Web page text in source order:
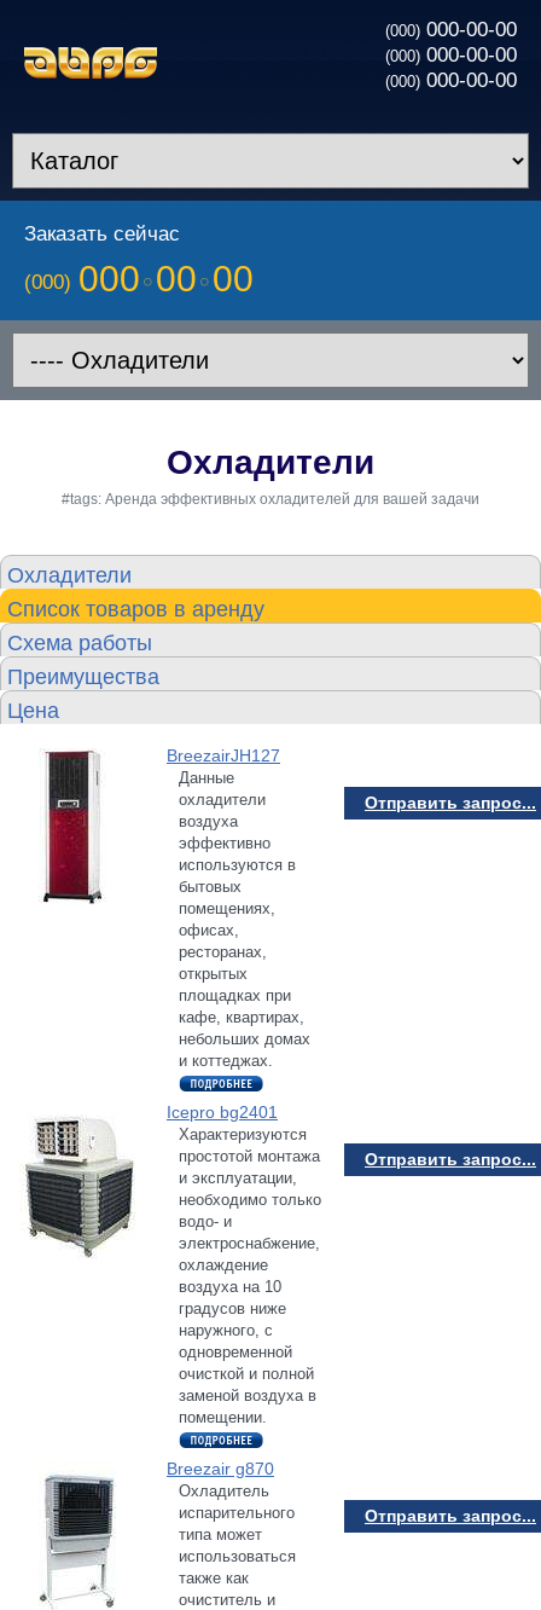
(000) 000-00-00
(000) 000-00-00
(000) 000-00-00
Заказать сейчас
(000) 000 00 00
Охладители
#tags: Аренда эффективных охладителей для вашей задачи
Охладители
Список товаров в аренду
Схема работы
Преимущества
Цена
BreezairJH127
Данные
охладители
воздуха
эффективно
используются в
бытовых
помещениях,
офисах,
ресторанах,
открытых
площадках при
кафе, квартирах,
небольших домах
и коттеджах.
Отправить запрос...
Icepro bg2401
Характеризуются
простотой монтажа
и эксплуатации,
необходимо только
водо- и
электроснабжение,
охлаждение
воздуха на 10
градусов ниже
наружного, с
одновременной
очисткой и полной
заменой воздуха в
помещении.
Отправить запрос...
Breezair g870
Охладитель
испарительного
типа может
использоваться
также как
очиститель и
Отправить запрос...